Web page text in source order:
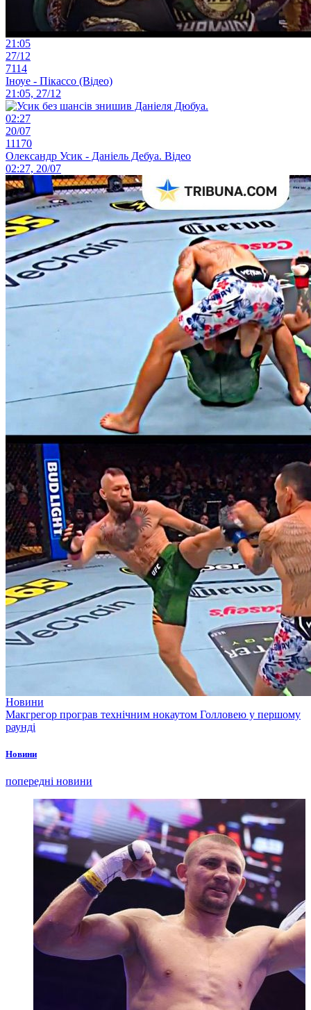
21:05
27/12
7114
Іноуе - Пікассо (Відео)
21:05, 27/12
02:27
20/07
11170
Олександр Усик - Даніель Дебуа. Відео
02:27, 20/07
Новини
Макгрегор програв технічним нокаутом Голловею у першому
раунді
Новини
попередні новини